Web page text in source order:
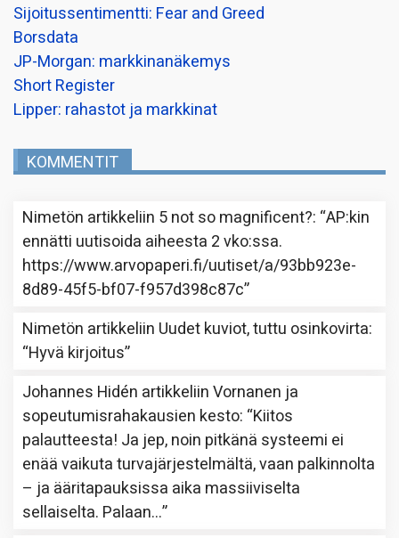
Sijoitussentimentti: Fear and Greed
Borsdata
JP-Morgan: markkinanäkemys
Short Register
Lipper: rahastot ja markkinat
KOMMENTIT
Nimetön artikkeliin 5 not so magnificent?: “AP:kin
ennätti uutisoida aiheesta 2 vko:ssa.
https://www.arvopaperi.fi/uutiset/a/93bb923e-
8d89-45f5-bf07-f957d398c87c”
Nimetön artikkeliin Uudet kuviot, tuttu osinkovirta:
“Hyvä kirjoitus”
Johannes Hidén artikkeliinVornanen ja
sopeutumisrahakausien kesto: “Kiitos
palautteesta! Ja jep, noin pitkänä systeemi ei
enää vaikuta turvajärjestelmältä, vaan palkinnolta
– ja ääritapauksissa aika massiiviselta
sellaiselta. Palaan…”